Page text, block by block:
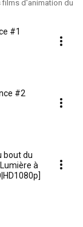
films d'animation du
#1
#2
bout du
à